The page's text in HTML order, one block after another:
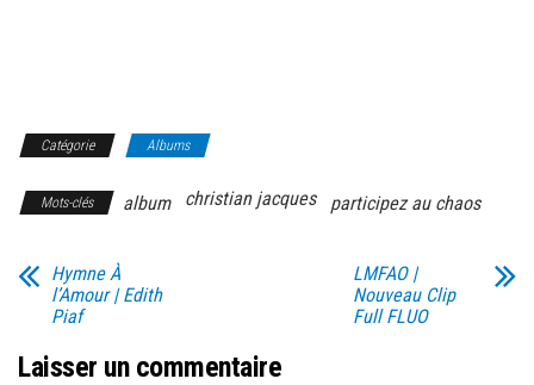
Catégorie Albums
Mots-clés album christian jacques participez au chaos
Hymne À
l’Amour | Edith
Piaf
LMFAO |
Nouveau Clip
Full FLUO
Laisser un commentaire